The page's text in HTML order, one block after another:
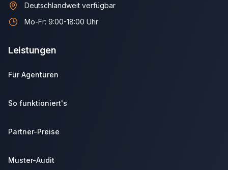
Deutschlandweit verfügbar
Mo-Fr: 9:00-18:00 Uhr
Leistungen
Für Agenturen
So funktioniert's
Partner-Preise
Muster-Audit